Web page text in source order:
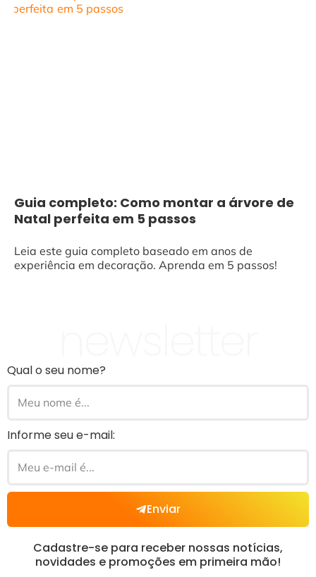
Guia completo: Como montar a árvore de
Natal perfeita em 5 passos
Leia este guia completo baseado em anos de
experiência em decoração. Aprenda em 5 passos!
Qual o seu nome?
Informe seu e-mail:
Enviar
Cadastre-se para receber nossas notícias,
novidades e promoções em primeira mão!